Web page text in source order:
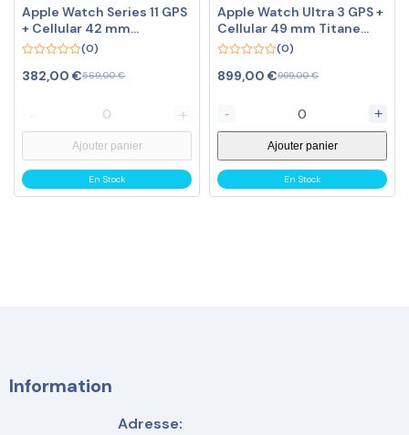
Apple Watch Series 11 GPS
+ Cellular 42 mm
Aluminium Or rose
out
(0)
569,00€
382,00 €
+
Ajouter panier
En Stock
Apple Watch Ultra 3 GPS +
Cellular 49 mm Titane
Naturel
out
(0)
999,00€
899,00 €
- +
Ajouter panier
En Stock
Information
Adresse: